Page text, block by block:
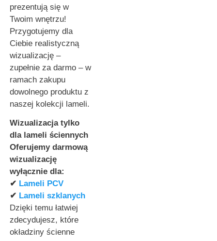
prezentują się w
Twoim wnętrzu!
Przygotujemy dla
Ciebie realistyczną
wizualizację –
zupełnie za darmo – w
ramach zakupu
dowolnego produktu z
naszej kolekcji lameli.
Wizualizacja tylko
dla lameli ściennych
Oferujemy darmową
wizualizację
wyłącznie dla:
✔ Lameli PCV
✔ Lameli szklanych
Dzięki temu łatwiej
zdecydujesz, które
okładziny ścienne